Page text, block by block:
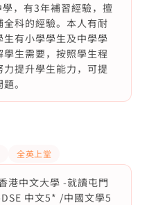
，有3年補習經驗，擅
科的經驗。本人有耐
有小學學生及中學學
生需要，按照學生程
提升學生能力，可提
。
全英上堂
港中文大學 -就讀屯門
中文5* /中國文學5